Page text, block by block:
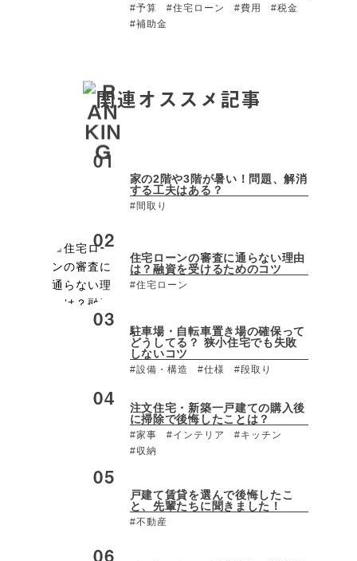
#予算 #住宅ローン #費用
#税金
#補助金
関連オススメ記事
家の2階や3階が暑い！問題、解消
する工夫はある？
#間取り
住宅ローンの審査に通らない理由
は？融資を受けるためのコツ
#住宅ローン
駐車場・自転車置き場の確保って
どうしてる？ 狭小住宅でも失敗
しないコツ
#設備・構造 #仕様 #段取り
注文住宅・新築一戸建ての購入後
に掃除で後悔したことは？
#家事 #インテリア
#キッチン
#収納
戸建て賃貸を選んで後悔したこ
と、先輩たちに聞きました！
#不動産